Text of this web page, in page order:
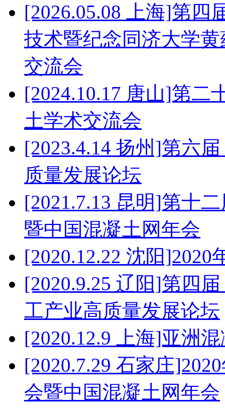
[2026.05.08 上海]第四
技术暨纪念同济大学
交流会
[2024.10.17 唐山]第二
土学术交流会
[2023.4.14 扬州]第六
质量发展论坛
[2021.7.13 昆明]第十
暨中国混凝土网年会
[2020.12.22 沈阳
[2020.9.25 辽阳]第四
工产业高质量发展论坛
[2020.12.9 上海]亚洲
[2020.7.29 石家庄
会暨中国混凝土网年会